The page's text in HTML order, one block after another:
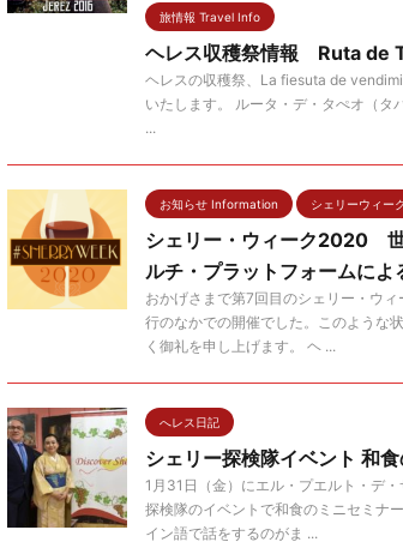
旅情報 Travel Info
ヘレス収穫祭情報 Ruta de
ヘレスの収穫祭、La fiesuta de
いたします。 ルータ・デ・タぺオ（タ
...
お知らせ Information シェリーウィ
シェリー・ウィーク2020
ルチ・プラットフォームによ
おかげさまで第7回目のシェリー・ウ
行のなかでの開催でした。このような
く御礼を申し上げます。 ヘ ...
へレス日記
シェリー探検隊イベント 和
1月31日（金）にエル・プエルト・デ
探検隊のイベントで和食のミニセミナ
イン語で話をするのがま ...